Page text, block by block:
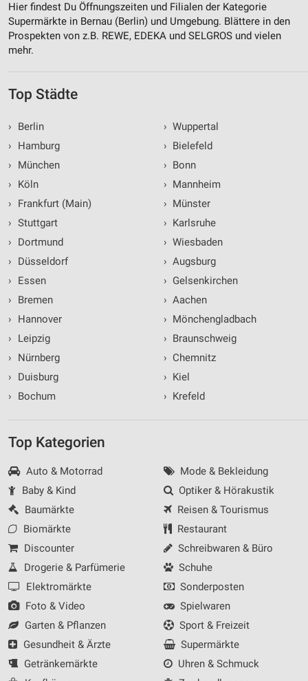
Hier findest Du Öffnungszeiten und Filialen der Kategorie
Supermärkte in Bernau (Berlin) und Umgebung. Blättere in den
Prospekten von z.B. REWE, EDEKA und SELGROS und vielen
mehr.
Top Städte
›
Berlin
›
Hamburg
›
München
›
Köln
›
Frankfurt (Main)
› Stuttgart
›
Dortmund
›
Düsseldorf
›
Essen
›
Bremen
›
Hannover
›
Leipzig
›
Nürnberg
›
Duisburg
›
Bochum
› Wuppertal
› Bielefeld
› Bonn
› Mannheim
› Münster
› Karlsruhe
› Wiesbaden
› Augsburg
› Gelsenkirchen
› Aachen
› Mönchengladbach
› Braunschweig
› Chemnitz
› Kiel
› Krefeld
Top Kategorien
Auto & Motorrad
Baby & Kind
Baumärkte
Biomärkte
Discounter
Drogerie & Parfümerie
Elektromärkte
Foto & Video
Garten & Pflanzen
Gesundheit & Ärzte
Getränkemärkte
Mode & Bekleidung
Optiker & Hörakustik
Reisen & Tourismus
Restaurant
Schreibwaren & Büro
Schuhe
Sonderposten
Spielwaren
Sport & Freizeit
Supermärkte
Uhren & Schmuck